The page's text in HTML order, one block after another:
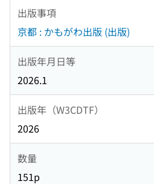
出版事項
京都 : かもがわ出版 (出版)
出版年月日等
2026.1
出版年（W3CDTF）
2026
数量
151p